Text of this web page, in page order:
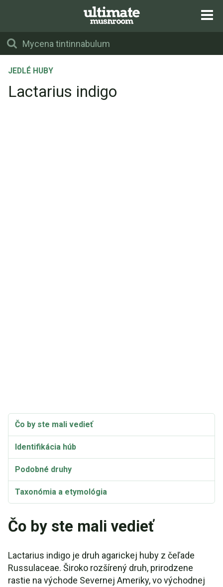
JEDLÉ HUBY
Lactarius indigo
Čo by ste mali vedieť
Identifikácia húb
Podobné druhy
Taxonómia a etymológia
Čo by ste mali vedieť
Lactarius indigo je druh agarickej huby z čeľade
Russulaceae. Široko rozšírený druh, prirodzene
rastie na východe Severnej Ameriky, vo východnej